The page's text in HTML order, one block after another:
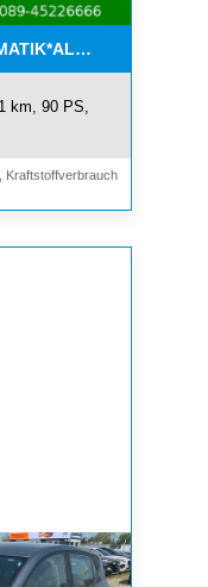
km, 90 PS,
Kraftstoffverbrauch